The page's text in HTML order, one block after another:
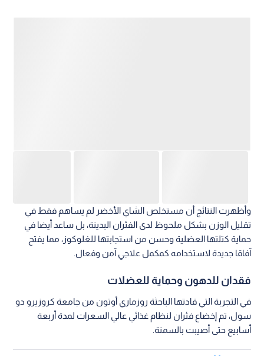
وأظهرت النتائج أن مستخلص الشاي الأخضر لم يساهم فقط في
تقليل الوزن بشكل ملحوظ لدى الفئران البدينة، بل ساعد أيضا في
حماية كتلتها العضلية وحسن من استجابتها للغلوكوز، مما يفتح
آفاقا جديدة لاستخدامه كمكمل علاجي آمن وفعال.
فقدان للدهون وحماية للعضلات
في التجربة التي قادتها الباحثة روزماري أوتون من جامعة كروزيرو دو
سول، تم إخضاع فئران لنظام غذائي عالي السعرات لمدة أربعة
أسابيع حتى أصيبت بالسمنة.